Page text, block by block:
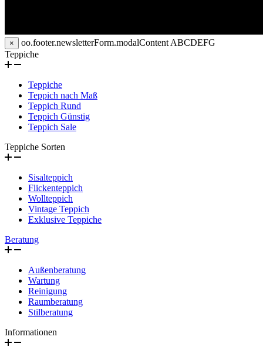
× oo.footer.newsletterForm.modalContentABCDEFG
Teppiche
Teppiche
Teppich nach Maß
Teppich Rund
Teppich Günstig
Teppich Sale
Teppiche Sorten
Sisalteppich
Flickenteppich
Wollteppich
Vintage Teppich
Exklusive Teppiche
Beratung
Außenberatung
Wartung
Reinigung
Raumberatung
Stilberatung
Informationen